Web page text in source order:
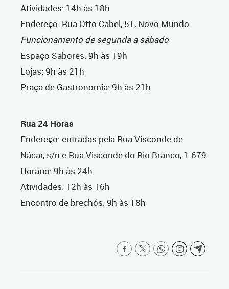
Atividades: 14h às 18h
Endereço: Rua Otto Cabel, 51, Novo Mundo
Funcionamento de segunda a sábado
Espaço Sabores: 9h às 19h
Lojas: 9h às 21h
Praça de Gastronomia: 9h às 21h
Rua 24 Horas
Endereço: entradas pela Rua Visconde de
Nácar, s/n e Rua Visconde do Rio Branco, 1.679
Horário: 9h às 24h
Atividades: 12h às 16h
Encontro de brechós: 9h às 18h